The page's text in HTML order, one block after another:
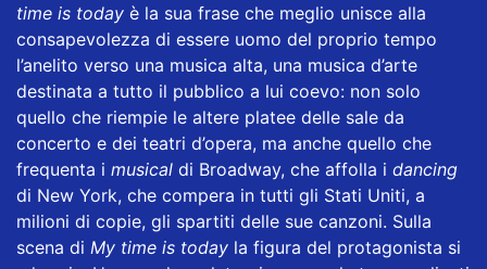
time is today è la sua frase che meglio unisce alla
consapevolezza di essere uomo del proprio tempo
l’anelito verso una musica alta, una musica d’arte
destinata a tutto il pubblico a lui coevo: non solo
quello che riempie le altere platee delle sale da
concerto e dei teatri d’opera, ma anche quello che
frequenta i musical di Broadway, che affolla i dancing
di New York, che compera in tutti gli Stati Uniti, a
milioni di copie, gli spartiti delle sue canzoni. Sulla
scena di My time is today la figura del protagonista si